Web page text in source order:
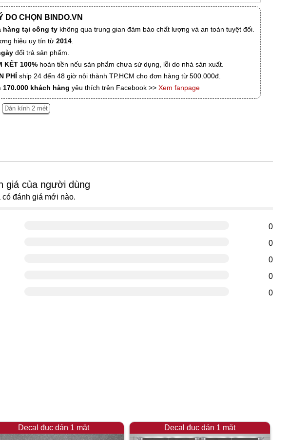
DO CHỌN BINDO.VN
hàng tại công ty không qua trung gian đảm bảo chất lượng và an toàn tuyệt đối.
hiệu uy tín từ 2014
đổi trả sản phẩm.
KẾT 100% hoàn tiền nếu sản phẩm chưa sử dụng, lỗi do nhà sản xuất.
PHÍ ship 24 đến 48 giờ nội thành TP.HCM cho đơn hàng từ 500.000đ.
170.000 khách hàng yêu thích trên Facebook >> Xem fanpage
Dán kính 2 mét
giá của người dùng
đánh giá mới nào.
0
0
0
0
0
Decal đục dán 1 mặt Decal đục dán 1 mặt